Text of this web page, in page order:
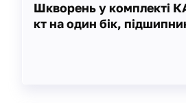
Шкворень у комплекті
кт на один бік,